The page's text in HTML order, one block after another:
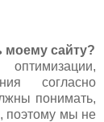
моему сайту?
согласно
понимать,
поэтому мы не